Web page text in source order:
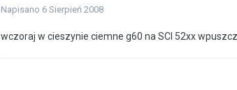
Napisano 6 Sierpień 2008
wczoraj w cieszynie ciemne g60 na SCI 52xx